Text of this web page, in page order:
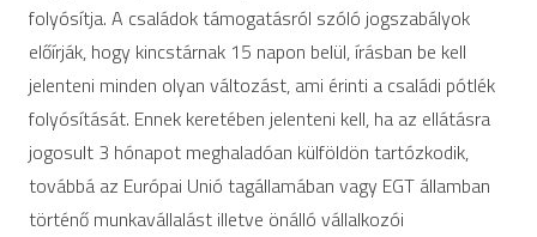
folyósítja. A családok támogatásról szóló jogszabályok
előírják, hogy kincstárnak 15 napon belül, írásban be kell
jelenteni minden olyan változást, ami érinti a családi pótlék
folyósítását. Ennek keretében jelenteni kell, ha az ellátásra
jogosult 3 hónapot meghaladóan külföldön tartózkodik,
továbbá az Európai Unió tagállamában vagy EGT államban
történő munkavállalást illetve önálló vállalkozói